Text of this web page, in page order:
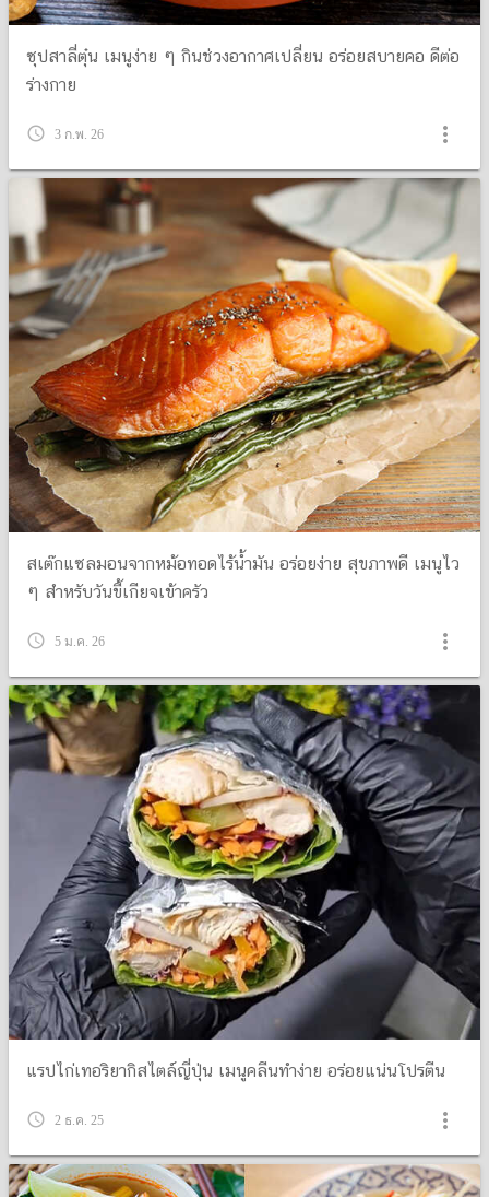
ซุปสาลี่ตุ๋น เมนูง่าย ๆ กินช่วงอากาศเปลี่ยน อร่อยสบายคอ ดีต่อ
ร่างกาย
query_builder 3 ก.พ. 26 more_vert
สเต๊กแซลมอนจากหม้อทอดไร้น้ำมัน อร่อยง่าย สุขภาพดี เมนูไว
ๆ สำหรับวันขี้เกียจเข้าครัว
query_builder 5 ม.ค. 26 more_vert
แรปไก่เทอริยากิสไตล์ญี่ปุ่น เมนูคลีนทำง่าย อร่อยแน่นโปรตีน
query_builder 2 ธ.ค. 25 more_vert